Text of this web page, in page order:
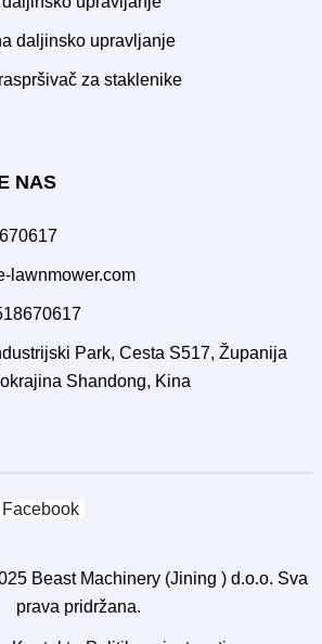
daljinsko upravljanje
za staklenike
NAS
lawnmower.com
Park, Cesta S517, Županija
Shandong, Kina
Facebook
Beast Machinery (Jining ) d.o.o. Sva
prava pridržana.